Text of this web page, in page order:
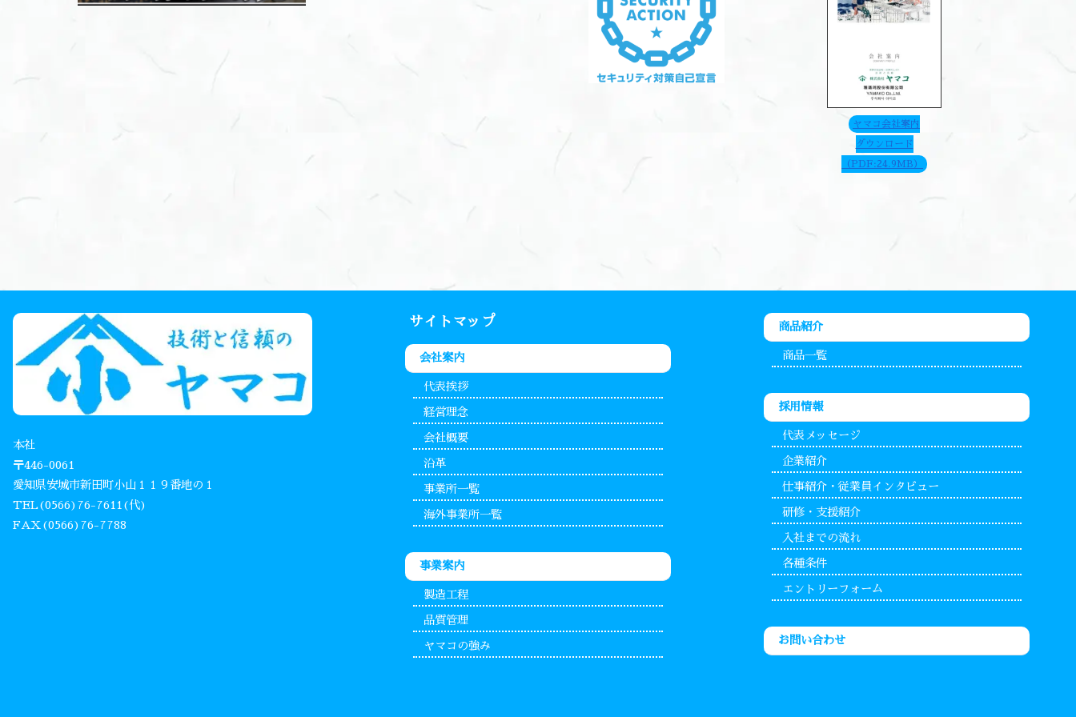
ヤマコ会社案内
ダウンロード
（PDF:24.9MB）
本社
〒446-0061
愛知県安城市新田町小山１１９番地の１
TEL(0566)76-7611(代)
FAX(0566)76-7788
サイトマップ
会社案内
代表挨拶
経営理念
会社概要
沿革
事業所一覧
海外事業所一覧
事業案内
製造工程
品質管理
ヤマコの強み
商品紹介
商品一覧
採用情報
代表メッセージ
企業紹介
仕事紹介・従業員インタビュー
研修・支援紹介
入社までの流れ
各種条件
エントリーフォーム
お問い合わせ